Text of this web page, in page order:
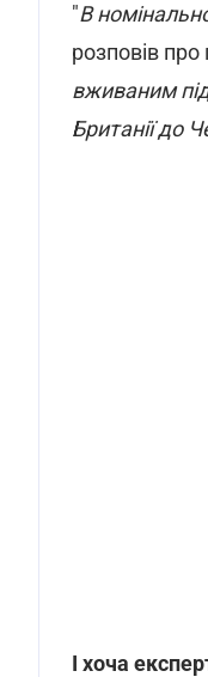
"В
розповів
вживаним
Британії до
І хоча